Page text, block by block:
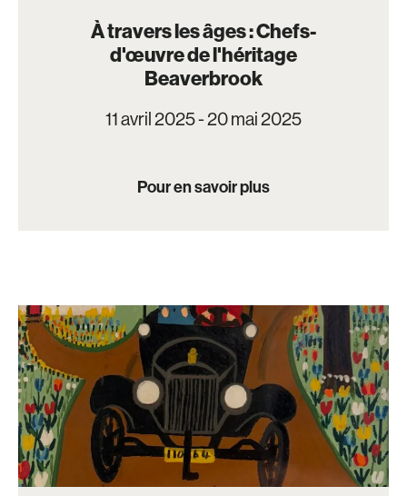
À travers les âges : Chefs-
d'œuvre de l'héritage
Beaverbrook
11 avril 2025 - 20 mai 2025
Pour en savoir plus